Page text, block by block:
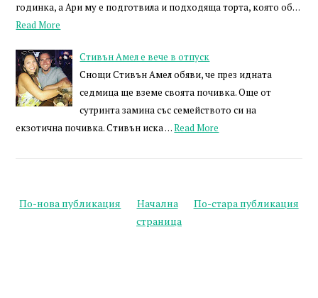
годинка, а Ари му е подготвила и подходяща торта, която об…
Read More
Стивън Амел е вече в отпуск
Снощи Стивън Амел обяви, че през идната
седмица ще вземе своята почивка. Още от
сутринта замина със семейството си на
екзотична почивка. Стивън иска …Read More
По-нова публикация По-стара публикация
Начална
страница